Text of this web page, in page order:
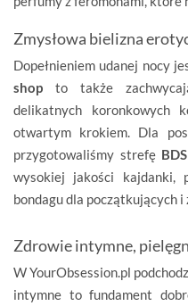
Zmysłowa bielizna
Dopełnieniem udanej nocy
shop to także
delikatnych koronkowych
otwartym krokiem. Dla
przygotowaliśmy strefę
wysokiej jakości kajdanki,
bondagu dla początkujących i
Zdrowie intymne,
W YourObsession.pl
intymne to fundament